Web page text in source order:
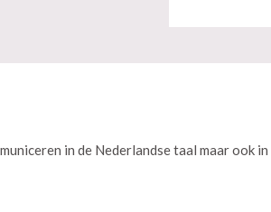
in de Nederlandse taal maar ook